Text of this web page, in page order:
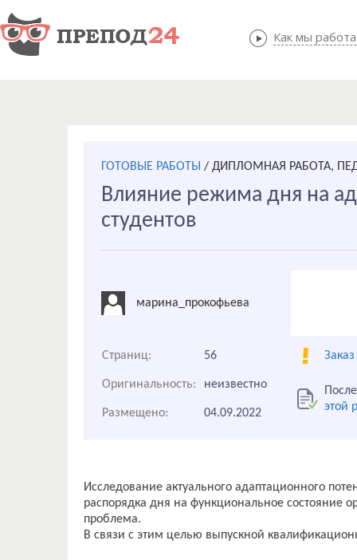
Как мы
Как мы
ГОТОВЫЕ РАБОТЫ / ДИПЛОМНАЯ РАБОТА,
Влияние режима дня на
студентов
марина_прокофьева
Страниц: 56
Оригинальность: неизвестно
этой
Размещено: 04.09.2022
Исследование актуального адаптационного
распорядка дня на функциональное состояние
проблема.
В связи с этим целью выпускной